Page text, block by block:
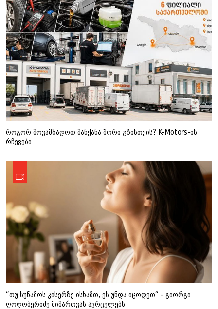
როგორ მოვამზადოთ მანქანა შორი გზისთვის? K-Motors-ის
რჩევები
“თუ სუნამოს კისერზე ისხამთ, ეს უნდა იცოდეთ“ - გიორგი
ღოღობერიძე მიმართვას ავრცელებს